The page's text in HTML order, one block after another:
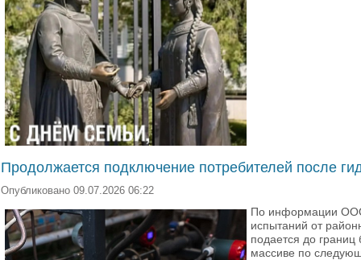
Продолжается подключение потребителей после
Опубликовано 09.07.2026 06:22
По информации ООО
испытаний от
подается до
массиве по